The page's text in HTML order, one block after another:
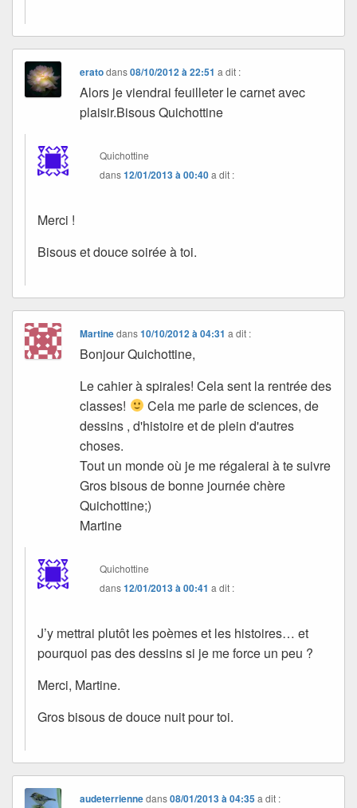
eratodans08/10/2012 à 22:51 a dit :
Alors je viendrai feuilleter le carnet avec
plaisir.Bisous Quichottine
Quichottine
dans12/01/2013 à 00:40a dit :
Merci !
Bisous et douce soirée à toi.
Martinedans10/10/2012 à 04:31 a dit :
Bonjour Quichottine,
Le cahier à spirales! Cela sent la rentrée des
classes!
Cela me parle de sciences, de
dessins , d'histoire et de plein d'autres
choses.
Tout un monde où je me régalerai à te suivre
Gros bisous de bonne journée chère
Quichottine;)
Martine
Quichottine
dans12/01/2013 à 00:41 a dit :
J’y mettrai plutôt les poèmes et les histoires… et
pourquoi pas des dessins si je me force un peu ?
Merci, Martine.
Gros bisous de douce nuit pour toi.
audeterriennedans08/01/2013 à 04:35 a dit :